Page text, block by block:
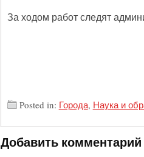
За ходом работ следят
Posted in: Города, Наука и
Добавить комментарий